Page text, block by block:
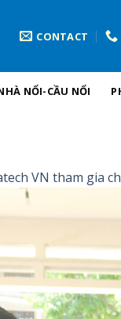
CONTACT
NỔI-CẦU NỔI
VN tham gia